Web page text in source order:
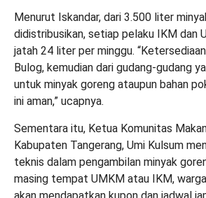
Menurut Iskandar, dari 3.500 liter
didistribusikan, setiap pelaku IKM dan
jatah 24 liter per minggu.
Bulog, kemudian dari gudang-gudang
untuk minyak goreng ataupun bahan
ini aman,” ucapnya.
Sementara itu, Ketua Komunitas
Kabupaten Tangerang, Umi Kulsum
teknis dalam pengambilan minyak
masing tempat UMKM atau IKM,
akan mendapatkan kupon dan jadwal